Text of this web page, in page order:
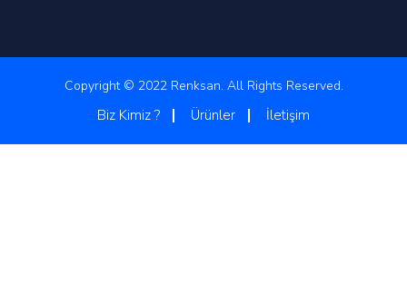
Copyright © 2022 Renksan. All Rights Reserved.
Biz Kimiz ? Ürünler İletişim